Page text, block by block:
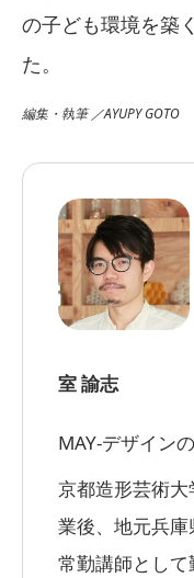
の子ども環境を築
た。
編集・執筆 ／AYUPY GOTO
室 諭志
MAY-デザイン
京都造形芸術
業後、地元兵
常勤講師として